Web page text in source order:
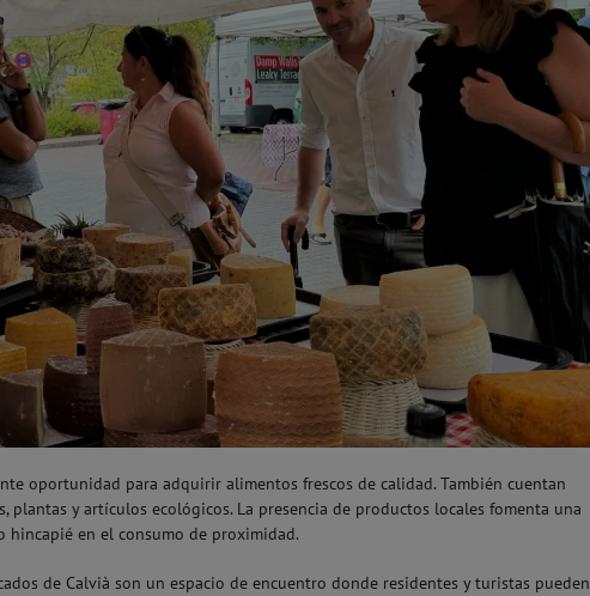
oportunidad para adquirir alimentos frescos de calidad. También cuentan
plantas y artículos ecológicos. La presencia de productos locales fomenta una
en el consumo de proximidad.
de Calvià son un espacio de encuentro donde residentes y turistas pueden